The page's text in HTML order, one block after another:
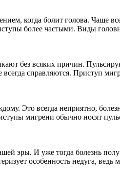
когда болит голова. Чаще
более частыми. Виды
без всяких причин.
справляются. Приступ
Это всегда неприятно,
мигрени обычно носят
эры. И уже тогда болезнь
особенность недуга,